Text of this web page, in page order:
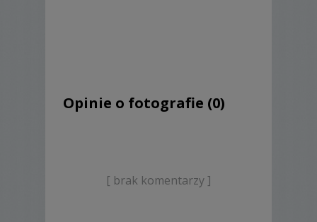
Opinie o fotografie (0)
[ brak komentarzy ]